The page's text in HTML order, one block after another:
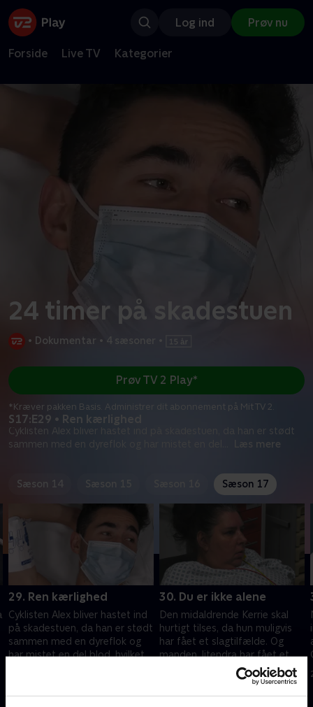
Log ind Prøv nu
Forside Live TV Kategorier
24 timer på skadestuen
• Dokumentar • 4 sæsoner
S17:E29 • Ren kærlighed
Cyklisten Alex bliver hastet ind på skadestuen, da han er stødt
sammen med en dyreflok og har mistet en del
Læs mere
Prøv TV 2 Play*
*Kræver pakken Basis. Administrer dit abonnement på Mit TV 2.
Sæson 14 Sæson 17
29. Ren kærlighed
Cyklisten Alex bliver hastet ind
på skadestuen, da han er stødt
sammen med en dyreflok og
har mistet en del blod, hvilket
30. Du er ikke alene
Den midaldrende Kerrie skal
hurtigt tilses, da hun muligvis
har fået et slagtilfælde. Og
manden Jitendra har fået et
meget dybt snitsår i sin hånd.
19. november 2025 • 46 min